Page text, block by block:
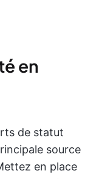
en
de statut
source
en place